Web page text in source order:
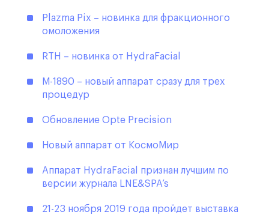
Plazma Pix – новинка для фракционного
омоложения
RTH – новинка от HydraFacial
М-1890 – новый аппарат сразу для трех
процедур
Обновление Opte Precision
Новый аппарат от КосмоМир
Аппарат HydraFacial признан лучшим по
версии журнала LNE&SPA’s
21-23 ноября 2019 года пройдет выставка